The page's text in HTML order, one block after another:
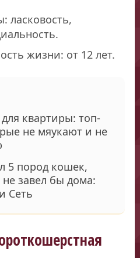
ласковость,
жизни: от 12 лет.
квартиры: топ-
не мяукают и не
5 пород кошек,
завел бы дома:
Сеть